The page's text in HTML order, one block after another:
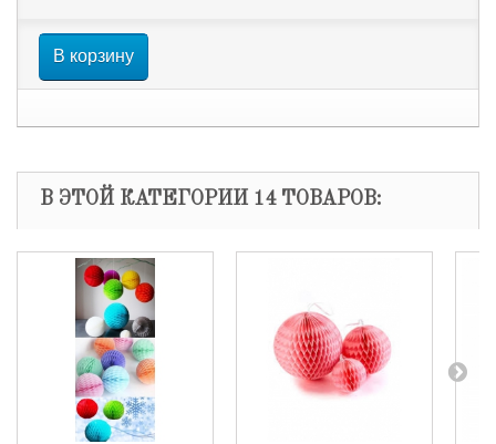
В корзину
В ЭТОЙ КАТЕГОРИИ 14 ТОВАРОВ: